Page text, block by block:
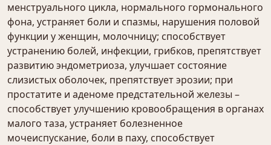
менструального цикла, нормального гормонального
фона, устраняет боли и спазмы, нарушения половой
функции у женщин, молочницу; способствует
устранению болей, инфекции, грибков, препятствует
развитию эндометриоза, улучшает состояние
слизистых оболочек, препятствует эрозии; при
простатите и аденоме предстательной железы –
способствует улучшению кровообращения в органах
малого таза, устраняет болезненное
мочеиспускание, боли в паху, способствует